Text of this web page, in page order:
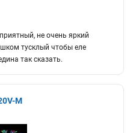
не очень яркий
тусклый чтобы еле
так сказать.
M